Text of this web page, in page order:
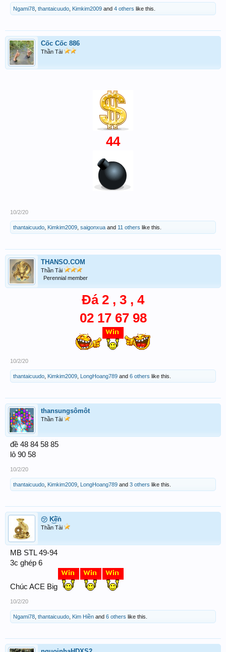
Ngami78 thantaicuudo Kimkim2009 and 4 others like this.
Cốc Cốc 886
Thần Tài
44
10/2/20
thantaicuudo Kimkim2009 saigonxua and 11 others like this.
THANSO.COM
Thần Tài
Perennial member
Đá 2 , 3 , 4
02 17 67 98
10/2/20
thantaicuudo Kimkim2009 LongHoang789 and 6 others like this.
thansungsômôt
Thần Tài
đề 48 84 58 85
lô 90 58
10/2/20
thantaicuudo Kimkim2009 LongHoang789 and 3 others like this.
㋡ K͜͡èṅ
Thần Tài
MB STL 49-94
3c ghép 6
Chúc ACE Big
10/2/20
Ngami78 thantaicuudo Kim Hiền and 6 others like this.